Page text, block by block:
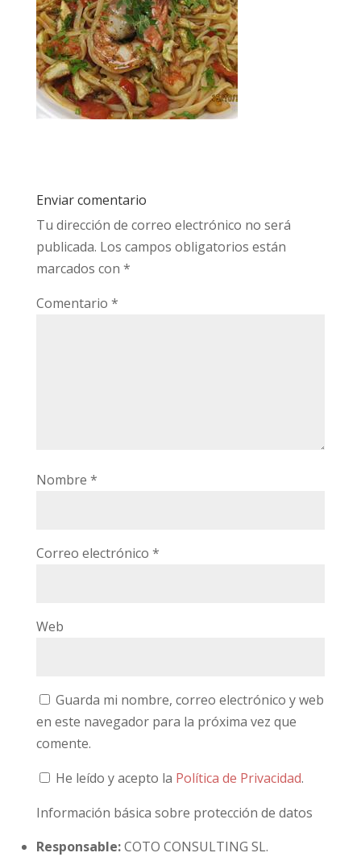
Enviar comentario
Tu dirección de correo electrónico no será
publicada. Los campos obligatorios están
marcados con *
Comentario *
Nombre *
Correo electrónico *
Web
Guarda mi nombre, correo electrónico y web
en este navegador para la próxima vez que
comente.
He leído y acepto la Política de Privacidad.
Información básica sobre protección de datos
Responsable:COTO CONSULTING SL.